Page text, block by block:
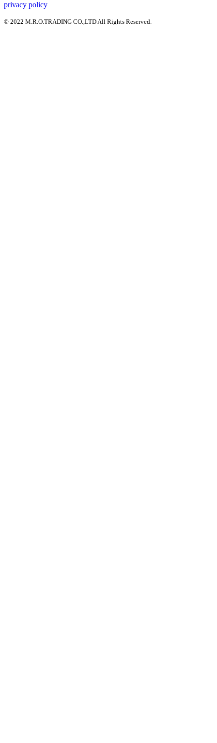
privacy policy
© 2022 M.R.O.TRADING CO.,LTD All Rights Reserved.